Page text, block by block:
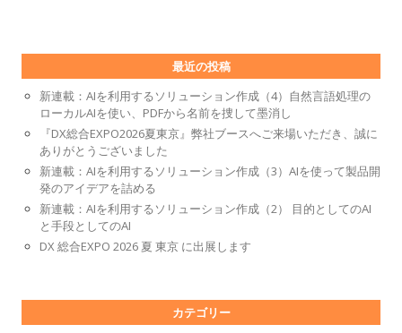
最近の投稿
新連載：AIを利用するソリューション作成（4）自然言語処理の
ローカルAIを使い、PDFから名前を捜して墨消し
『DX総合EXPO2026夏東京』弊社ブースへご来場いただき、誠に
ありがとうございました
新連載：AIを利用するソリューション作成（3）AIを使って製品開
発のアイデアを詰める
新連載：AIを利用するソリューション作成（2） 目的としてのAI
と手段としてのAI
DX 総合EXPO 2026 夏 東京 に出展します
カテゴリー